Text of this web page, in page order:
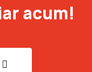
acum!